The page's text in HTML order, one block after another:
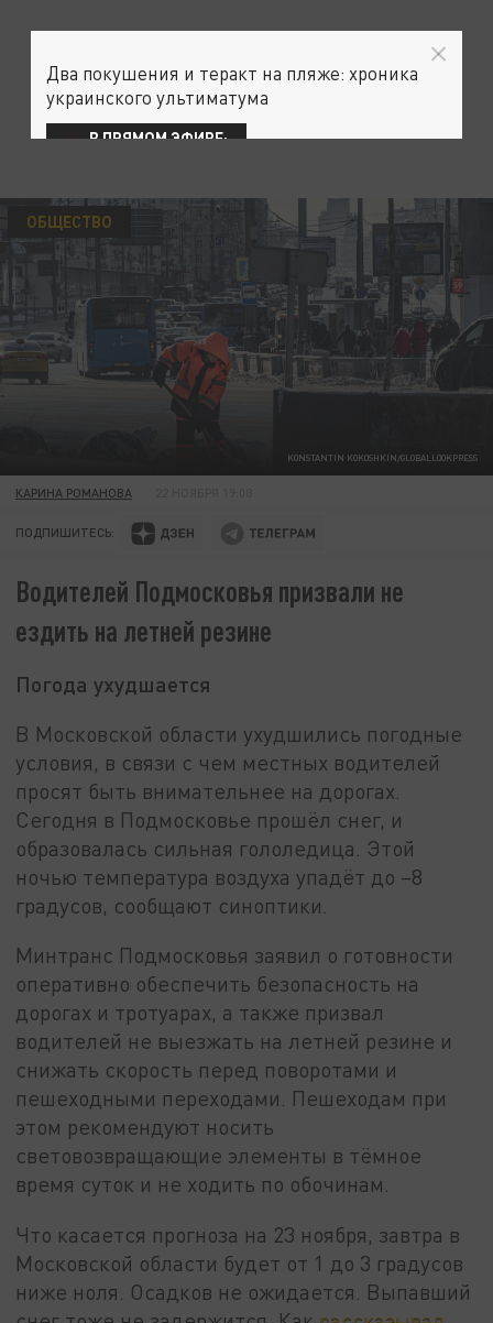
KONSTANTIN KOKOSHKIN/GLOBALLOOKPRESS
ОБЩЕСТВО
КАРИНА РОМАНОВА
ПОДПИШИТЕСЬ:
Водителей Подмосковья призвали не
ездить на летней резине
Погода ухудшается
В Московской области ухудшились погодные
условия, в связи с чем местных водителей
просят быть внимательнее на дорогах.
Сегодня в Подмосковье прошёл снег, и
образовалась сильная гололедица. Этой
ночью температура воздуха упадёт до –8
градусов, сообщают синоптики.
Минтранс Подмосковья заявил о готовности
оперативно обеспечить безопасность на
дорогах и тротуарах, а также призвал
водителей не выезжать на летней резине и
снижать скорость перед поворотами и
пешеходными переходами. Пешеходам при
этом рекомендуют носить
световозвращающие элементы в тёмное
время суток и не ходить по обочинам.
Что касается прогноза на 23 ноября, завтра в
Московской области будет от 1 до 3 градусов
ниже ноля. Осадков не ожидается. Выпавший
Два покушения и теракт на пляже: хроника
украинского ультиматума
В ПРЯМОМ ЭФИРЕ: